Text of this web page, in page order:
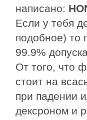
написано:
Если у тебя
подобное) то
99.9%
От того, что
стоит на
при падении
дексроном и